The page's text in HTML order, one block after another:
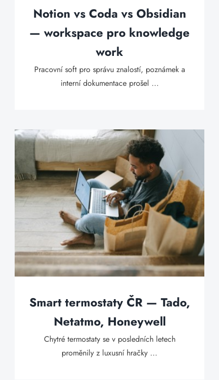
Notion vs Coda vs Obsidian
— workspace pro knowledge
work
Pracovní soft pro správu znalostí, poznámek a
interní dokumentace prošel ...
Smart termostaty ČR — Tado,
Netatmo, Honeywell
Chytré termostaty se v posledních letech
proměnily z luxusní hračky ...